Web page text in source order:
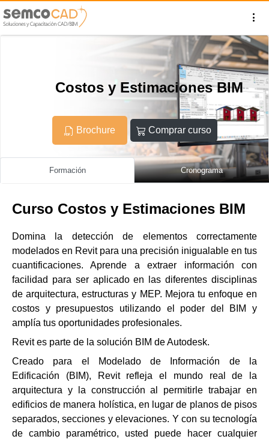
Costos y Estimaciones BIM
Brochure Comprar curso
Formación Cronograma
Curso Costos y Estimaciones BIM
Domina la detección de elementos correctamente
modelados en Revit para una precisión inigualable en tus
cuantificaciones. Aprende a extraer información con
facilidad para ser aplicado en las diferentes disciplinas
de arquitectura, estructuras y MEP. Mejora tu enfoque en
costos y presupuestos utilizando el poder del BIM y
amplía tus oportunidades profesionales.
Revit es parte de la solución BIM de Autodesk.
Creado para el Modelado de Información de la
Edificación (BIM), Revit refleja el mundo real de la
arquitectura y la construcción al permitirle trabajar en
edificios de manera holística, en lugar de planos de pisos
separados, secciones y elevaciones. Y con su tecnología
de cambio paramétrico, usted puede hacer cualquier